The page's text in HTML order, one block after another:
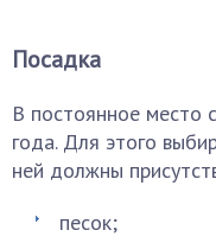
Посадка
В постоянное место
года. Для этого
ней должны
песок;